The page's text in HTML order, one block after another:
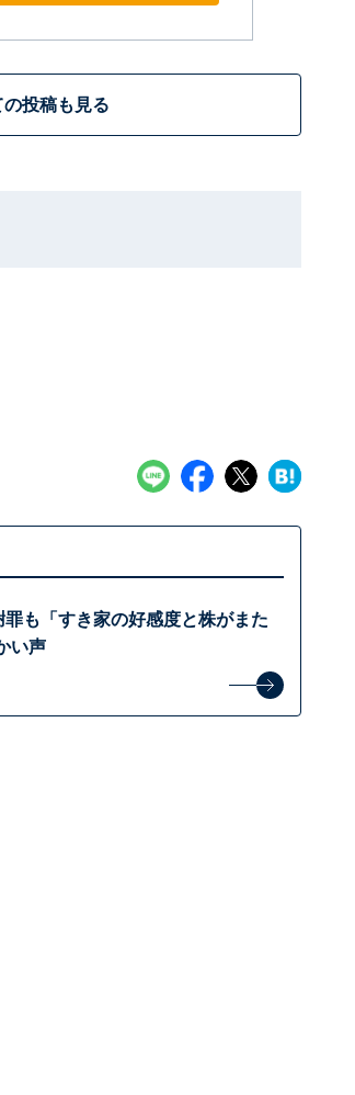
投稿も見る
も「すき家の好感度と株がまた
い声